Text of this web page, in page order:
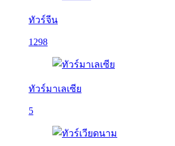
ทัวร์จีน
1298
ทัวร์มาเลเซีย
5